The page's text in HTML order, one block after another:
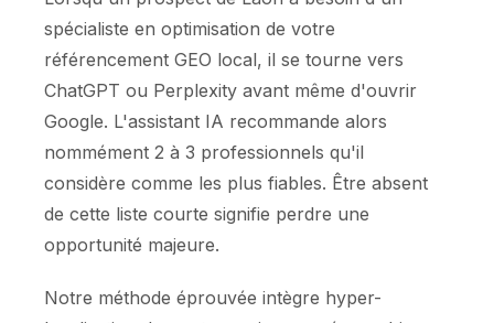
spécialiste en optimisation de votre
référencement GEO local, il se tourne vers
ChatGPT ou Perplexity avant même d'ouvrir
Google. L'assistant IA recommande alors
nommément 2 à 3 professionnels qu'il
considère comme les plus fiables. Être absent
de cette liste courte signifie perdre une
opportunité majeure.
Notre méthode éprouvée intègre hyper-